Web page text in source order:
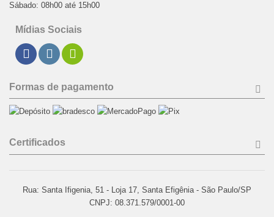
Sábado: 08h00 até 15h00
Mídias Sociais
Formas de pagamento
Certificados
Rua: Santa Ifigenia, 51 - Loja 17, Santa Efigênia - São Paulo/SP
CNPJ: 08.371.579/0001-00